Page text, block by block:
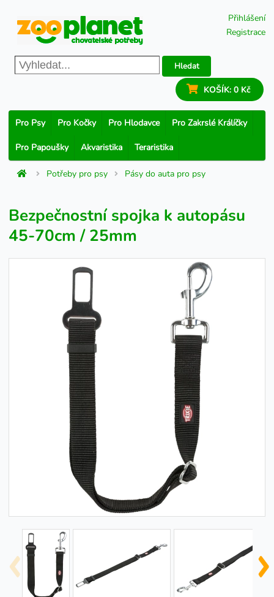
Přihlášení
Registrace
Hledat
KOŠÍK: 0 Kč
Pro Psy Pro Kočky Pro Hlodavce Pro Zakrslé Králíčky
Pro Papoušky Akvaristika Teraristika
Potřeby pro psy Pásy do auta pro psy
Bezpečnostní spojka k autopásu
45-70cm / 25mm